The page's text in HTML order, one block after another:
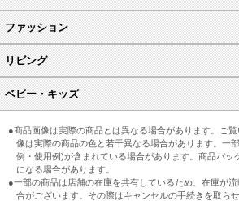
ファッション
リビング
ベビー・キッズ
●商品画像は実際の商品とは異なる場合があります。ご
像は実際の商品の色と若干異なる場合があります。一
例・使用例)が含まれている場合があります。商品パッ
になる場合があります。
●一部の商品は店舗の在庫を共有しているため、在庫が
合がございます。その際はキャンセルの手続きを取ら